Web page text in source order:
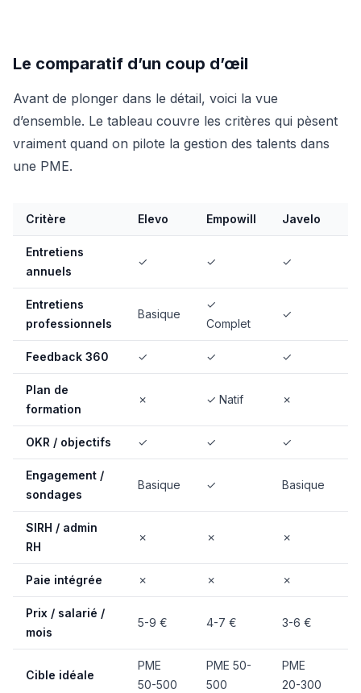
Le comparatif d’un coup d’œil
Avant de plonger dans le détail, voici la vue
d’ensemble. Le tableau couvre les critères qui pèsent
vraiment quand on pilote la gestion des talents dans
une PME.
Critère Elevo Empowill Javelo
Entretiens
annuels
✓ ✓ ✓
Entretiens
professionnels
Basique
✓
Complet
✓
Feedback 360 ✓ ✓ ✓
Plan de
formation
✗ ✓ Natif ✗
OKR / objectifs ✓ ✓ ✓
Engagement /
sondages
Basique ✓ Basique
SIRH / admin
RH
✗ ✗ ✗
Paie intégrée ✗ ✗ ✗
Prix / salarié /
mois
5-9 € 4-7 € 3-6 €
Cible idéale
PME
50-500
PME 50-
500
PME
20-300